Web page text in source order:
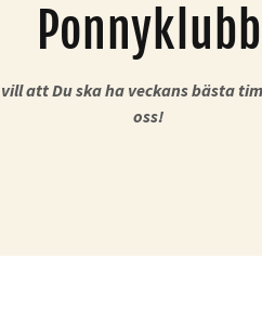
Ponnyklubb
att Du ska ha veckans bästa
oss!